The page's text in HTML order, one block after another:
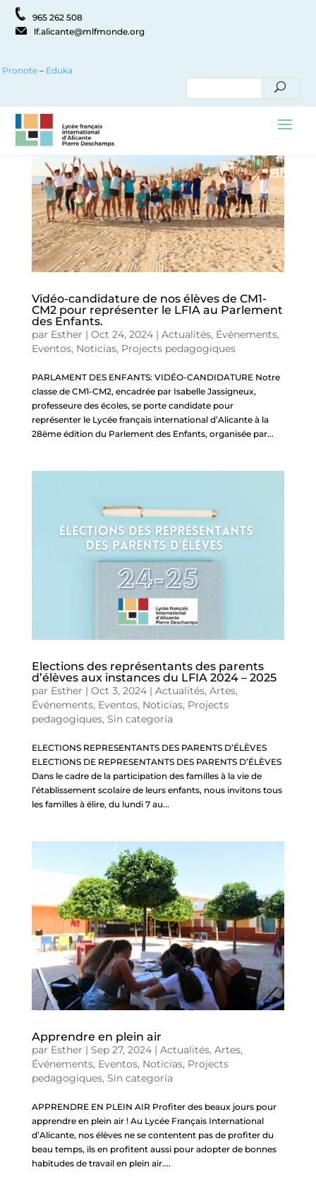
965 262 508
lf.alicante@mlfmonde.org
Pronote – Eduka
Vidéo-candidature de nos élèves de CM1-
CM2 pour représenter le LFIA au Parlement
des Enfants.
par Esther | Oct 24, 2024| Actualités, Événements,
Eventos, Noticias, Projects pedagogiques
PARLAMENT DES ENFANTS: VIDÉO-CANDIDATURE Notre
classe de CM1-CM2, encadrée par Isabelle Jassigneux,
professeure des écoles, se porte candidate pour
représenter le Lycée français international d’Alicante à la
28ème édition du Parlement des Enfants, organisée par...
Elections des représentants des parents
d’élèves aux instances du LFIA 2024 – 2025
par Esther | Oct 3, 2024| Actualités, Artes,
Événements, Eventos, Noticias, Projects
pedagogiques, Sin categoría
ELECTIONS REPRESENTANTS DES PARENTS D’ÉLÈVES
ELECTIONS DE REPRESENTANTS DES PARENTS D’ÉLÈVES
Dans le cadre de la participation des familles à la vie de
l’établissement scolaire de leurs enfants, nous invitons tous
les familles à élire, du lundi 7 au...
Apprendre en plein air
par Esther | Sep 27, 2024| Actualités, Artes,
Événements, Eventos, Noticias, Projects
pedagogiques, Sin categoría
APPRENDRE EN PLEIN AIR Profiter des beaux jours pour
apprendre en plein air ! Au Lycée Français International
d’Alicante, nos élèves ne se contentent pas de profiter du
beau temps, ils en profitent aussi pour adopter de bonnes
habitudes de travail en plein air....